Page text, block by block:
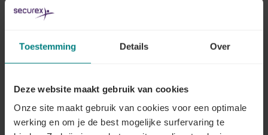
Toestemming Details Over
Deze website maakt gebruik van cookies
Onze site maakt gebruik van cookies voor een optimale
werking en om je de best mogelijke surfervaring te
Lees meer
Welke voorwaarden moet de werknemer
Lees meer